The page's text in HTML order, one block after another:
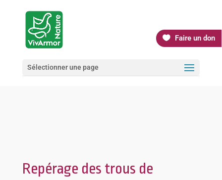
Faire un don
Sélectionner une page
Repérage des trous de